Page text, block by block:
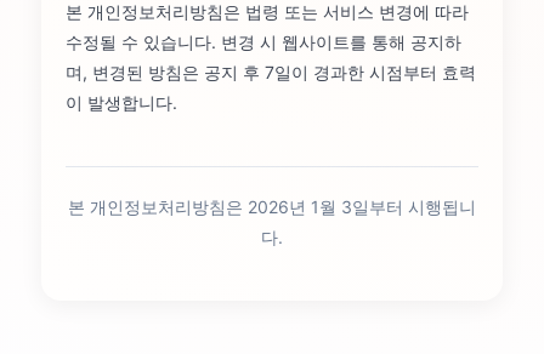
본 개인정보처리방침은 법령 또는 서비스 변경에 따라
수정될 수 있습니다. 변경 시 웹사이트를 통해 공지하
며, 변경된 방침은 공지 후 7일이 경과한 시점부터 효력
이 발생합니다.
본 개인정보처리방침은 2026년 1월 3일부터 시행됩니
다.